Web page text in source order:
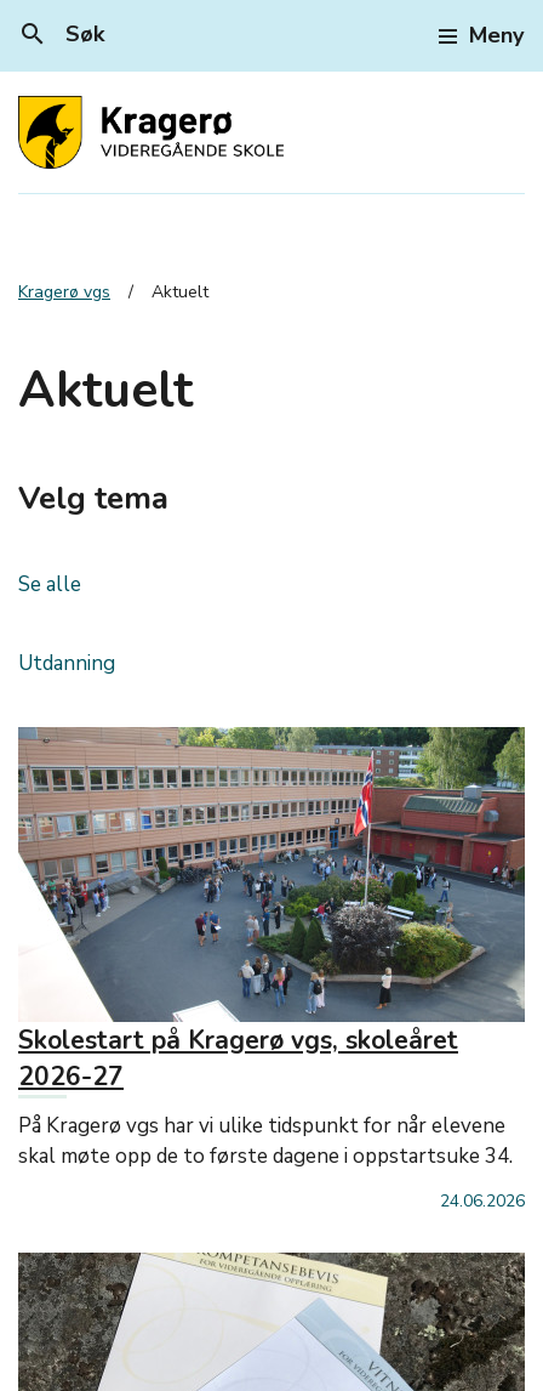
search Søk Meny
Kragerø vgs Aktuelt
Aktuelt
Velg tema
Se alle
Utdanning
Skolestart på Kragerø vgs, skoleåret
2026-27
På Kragerø vgs har vi ulike tidspunkt for når elevene
skal møte opp de to første dagene i oppstartsuke 34.
24.06.2026